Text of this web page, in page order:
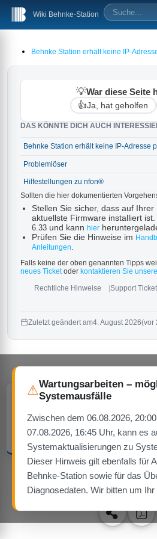
Cookie-Hinweis
— keine Tracking- oder Werbe-Cookies.
Verstanden
Wiki Behnke-Station
Behnke Station erhält keine IP-
💡War diese Seite
👍Ja, hat geholfen
DAS KÖNNTE DICH AUCH
Behnke Station erhält keine IP-Adresse
Problemlöser
Hilfestellungen zu nfon®
Sollten die hier dokumentierten
Stellen Sie sicher, dass auf
aktuellste Firmware installiert
6.33 und kannhier
Prüfen Sie die Hinweise im
Anleitungen
Falls keine der oben genannten Tipps
neues Ticketoder kontaktieren Sie
Rechtliche Hinweise Support
Zuletzt geändert am4. August 2026(vor
⚠Wartungsarbeiten –
Systemausfälle
Zwischen dem 06.08.2026,
07.08.2026, 16:45 Uhr, kann es
Systemaktualisierungen zu
Dieser Hinweis gilt ebenfalls für
Behnke-Station sowie für das
Diagnosedaten. Wir bitten um